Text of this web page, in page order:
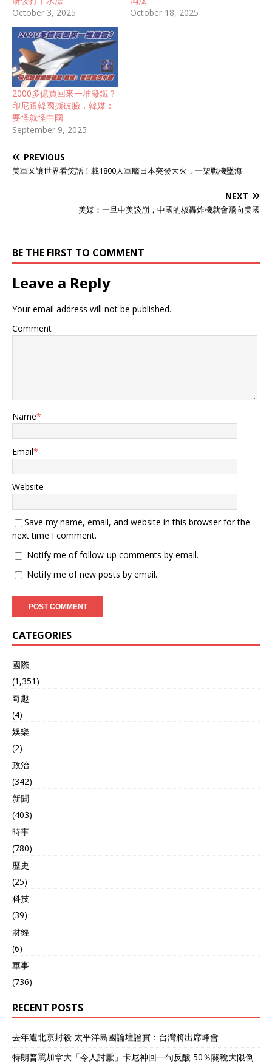
October 3, 2025
October 18, 2025
2000多億買回來一堆廢鐵？
印尼跟韓國撕破臉，韓媒：
要怪就怪中國
September 9, 2025
PREVIOUS
美軍又讓世界看笑話！載1800人軍艦日本突發大火，一架戰機墜海
NEXT
美媒：一旦中美談崩，中國的核轟炸機就會飛向美國
BE THE FIRST TO COMMENT
Leave a Reply
Your email address will not be published.
Comment
Name*
Email*
Website
Save my name, email, and website in this browser for the
next time I comment.
Notify me of follow-up comments by email.
Notify me of new posts by email.
CATEGORIES
國際
(1,351)
奇趣
(4)
娛樂
(2)
政治
(342)
新聞
(403)
時事
(780)
歷史
(25)
科技
(39)
財經
(6)
軍事
(736)
RECENT POSTS
去年遭北京封殺 太平洋島國論壇證實：台灣將出席峰會
特朗普罵加拿大「令人討厭」卡尼神回一句反酸 50％關稅大限倒